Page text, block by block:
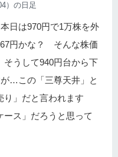
）の日足
日は970円で1万株を外
円かな？ そんな株価
そうして940円台から下
…この「三尊天井」と
り」だと言われます
ース」だろうと思って